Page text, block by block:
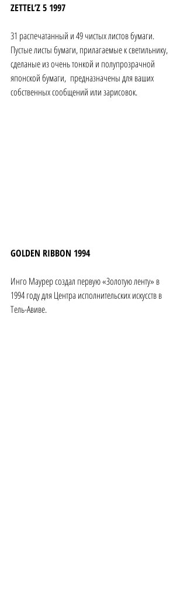
ZETTEL’Z 5 1997
31 распечатанный и 49 чистых листов бумаги.
Пустые листы бумаги, прилагаемые к светильнику,
сделаные из очень тонкой и полупрозрачной
японской бумаги,  предназначены для ваших
собственных сообщений или зарисовок.
GOLDEN RIBBON 1994
Инго Маурер создал первую «Золотую ленту» в
1994 году для Центра исполнительских искусств в
Тель-Авиве.